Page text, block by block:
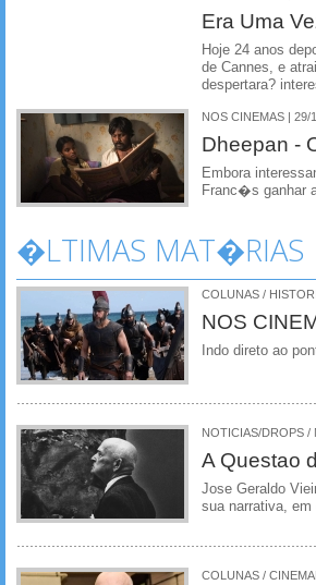
Era Uma
Hoje 24 anos
de Cannes, e
despertara?
NOS CINEMAS | 29/
Dheepan -
Embora
Franc�s ganhar
�LTIMAS MAT�RIAS
COLUNAS /
NOS
Indo direto ao
NOTICIAS/DROPS /
A Questao
Jose Geraldo
sua narrativa, em
COLUNAS /